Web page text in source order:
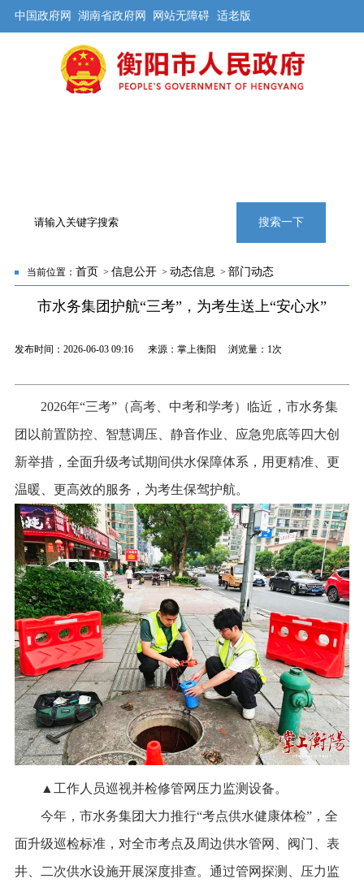
中国政府网 湖南省政府网 网站无障碍 适老版
搜索一下
当前位置： 首页 > 信息公开> 动态信息 > 部门动态
市水务集团护航“三考”，为考生送上“安心水”
发布时间：2026-06-03 09:16 来源：掌上衡阳 浏览量： 1次
2026年“三考”（高考、中考和学考）临近，市水务集
团以前置防控、智慧调压、静音作业、应急兜底等四大创
新举措，全面升级考试期间供水保障体系，用更精准、更
温暖、更高效的服务，为考生保驾护航。
▲工作人员巡视并检修管网压力监测设备。
今年，市水务集团大力推行“考点供水健康体检”，全
面升级巡检标准，对全市考点及周边供水管网、阀门、表
井、二次供水设施开展深度排查。通过管网探测、压力监